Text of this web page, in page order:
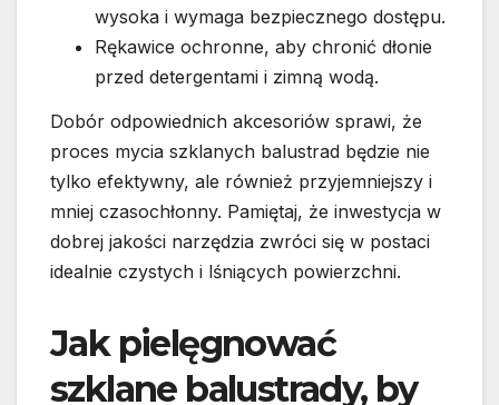
wysoka i wymaga bezpiecznego dostępu.
Rękawice ochronne, aby chronić dłonie
przed detergentami i zimną wodą.
Dobór odpowiednich akcesoriów sprawi, że
proces mycia szklanych balustrad będzie nie
tylko efektywny, ale również przyjemniejszy i
mniej czasochłonny. Pamiętaj, że inwestycja w
dobrej jakości narzędzia zwróci się w postaci
idealnie czystych i lśniących powierzchni.
Jak pielęgnować
szklane balustrady, by